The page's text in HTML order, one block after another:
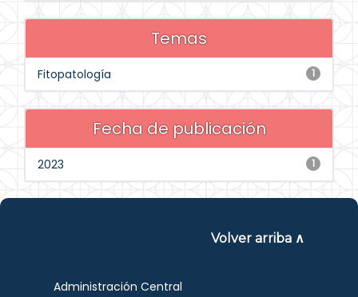
Temas
1
Fitopatología
Fecha de publicación
1
2023
Volver arriba ∧
Administración Central